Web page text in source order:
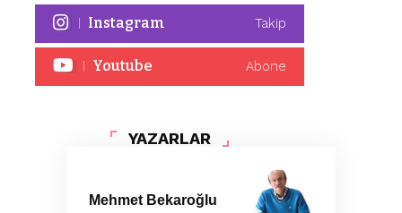
Instagram Takip
Youtube Abone
YAZARLAR
Mehmet Bekaroğlu